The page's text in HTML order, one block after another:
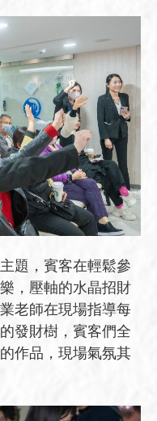
題，賓客在輕鬆參
，壓軸的水晶招財
老師在現場指導每
發財樹，賓客們全
作品，現場氣氛其